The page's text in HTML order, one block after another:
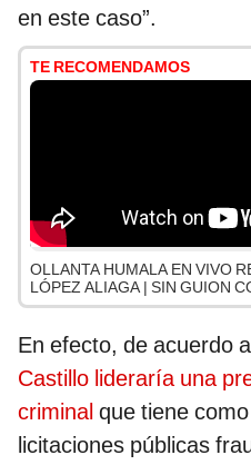
en este caso”.
TE RECOMENDAMOS
OLLANTA HUMALA EN VIVO
LÓPEZ ALIAGA | SIN GUION
En efecto, de acuerdo
Castillo lideraría una
criminal que tiene
licitaciones públicas